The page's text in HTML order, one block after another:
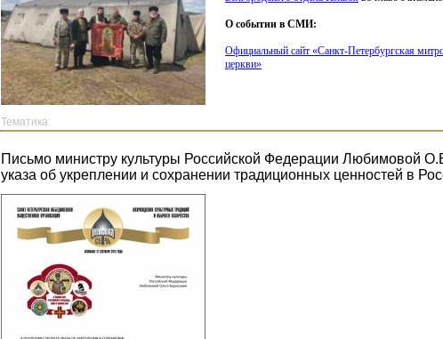
О событии в СМИ:
Официальный сайт «Санкт-Петербургская
церкви»
Тематика:
Письмо министру культуры Российской Федерации Любимовой
указа об укреплении и сохранении традиционных ценностей в